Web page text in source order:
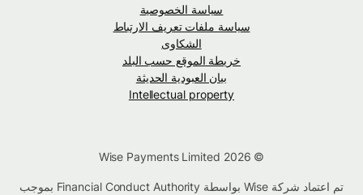
سياسة الخصوصية
سياسة ملفات تعريف الارتباط
الشكاوى
خريطة الموقع حسب البلد
بيان العبودية الحديثة
Intellectual property
تم اعتماد شركة Wise بواسطة Financial Conduct Authority بموجب